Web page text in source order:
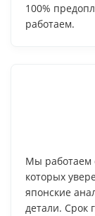
100%
работаем.
Мы работаем
которых
японские
детали. Срок